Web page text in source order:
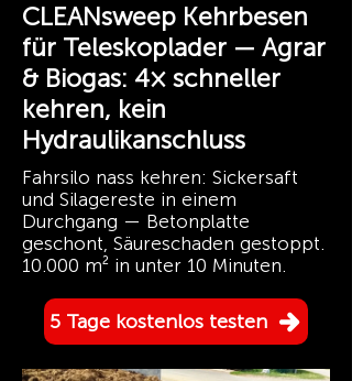
CLEANsweep Kehrbesen
für Teleskoplader — Agrar
& Biogas: 4× schneller
kehren, kein
Hydraulikanschluss
Fahrsilo nass kehren: Sickersaft
und Silagereste in einem
Durchgang — Betonplatte
geschont, Säureschaden gestoppt.
10.000 m² in unter 10 Minuten.
5 Tage kostenlos testen